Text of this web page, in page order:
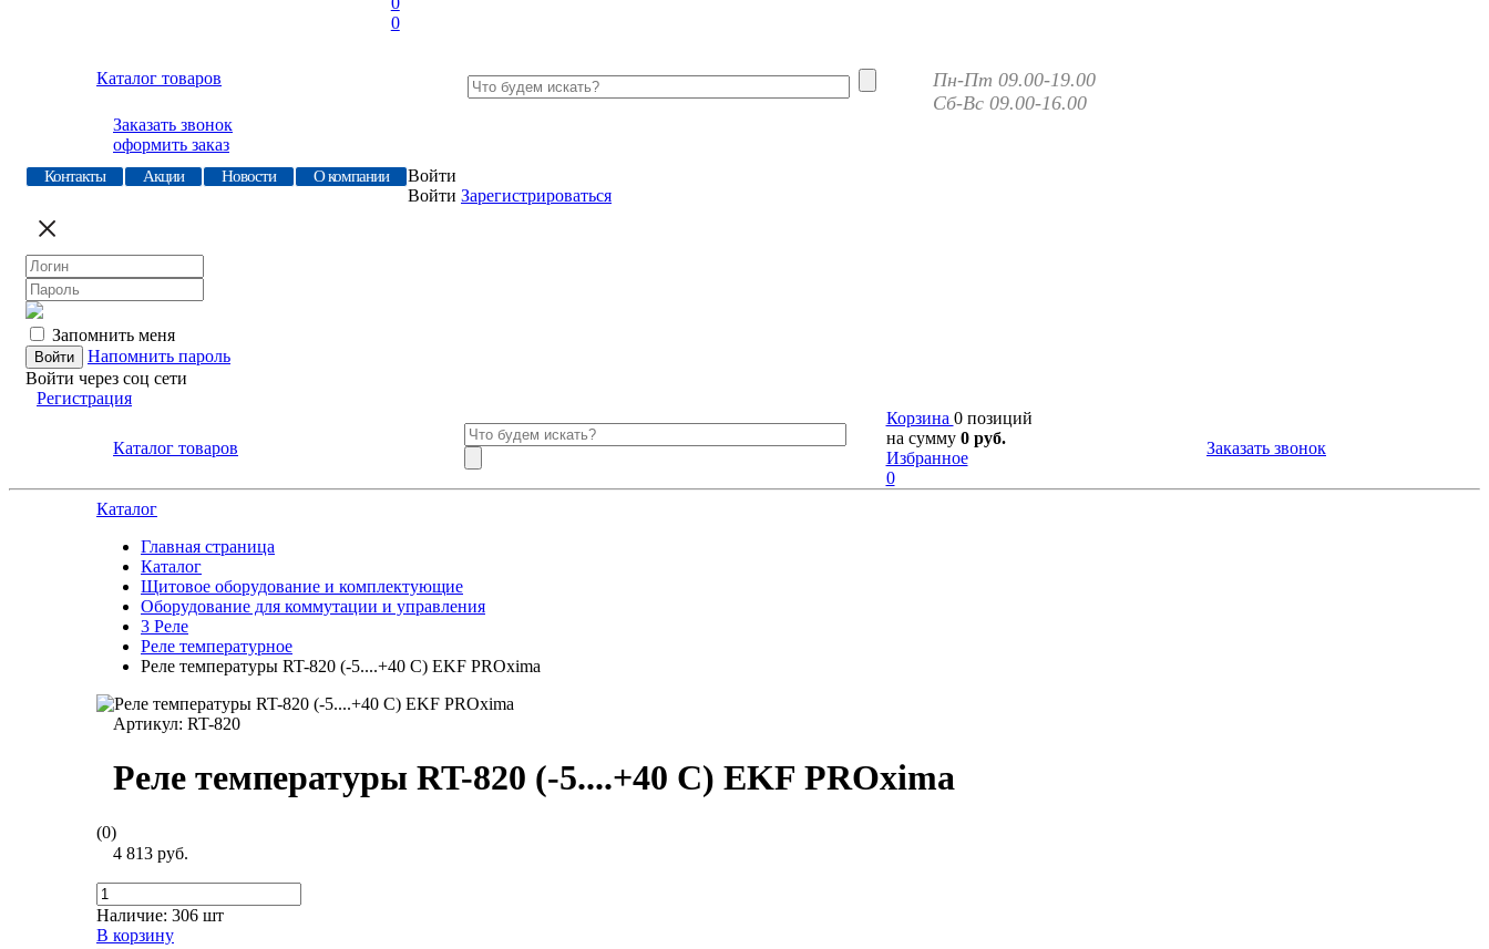
0
Каталог товаров
Пн-Пт 09.00-19.00
Сб-Вс 09.00-16.00
Заказать звонок
оформить заказ
Контакты Акции Новости О компании
Войти
Войти Зарегистрироваться
Запомнить меня
Напомнить пароль
Войти через соц сети
Регистрация
Каталог товаров
Корзина 0 позиций
на сумму 0 руб.
Избранное
0
Заказать звонок
Каталог
Главная страница
Каталог
Щитовое оборудование и комплектующие
Оборудование для коммутации и управления
3 Реле
Реле температурное
Реле температуры RT-820 (-5....+40 С) EKF PROxima
Артикул: RT-820
Реле температуры RT-820 (-5....+40 С) EKF PROxima
(0)
4 813 руб.
Наличие: 306 шт
В корзину